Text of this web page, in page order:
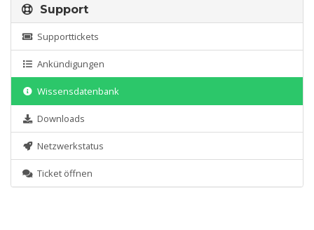
Support
Supporttickets
Ankündigungen
Wissensdatenbank
Downloads
Netzwerkstatus
Ticket öffnen